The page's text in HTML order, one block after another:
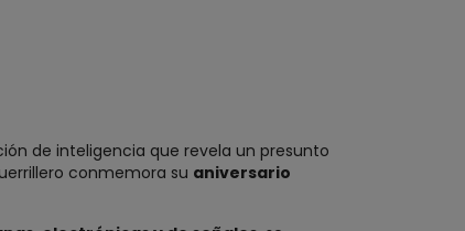
de inteligencia que revela un presunto
conmemora su aniversario